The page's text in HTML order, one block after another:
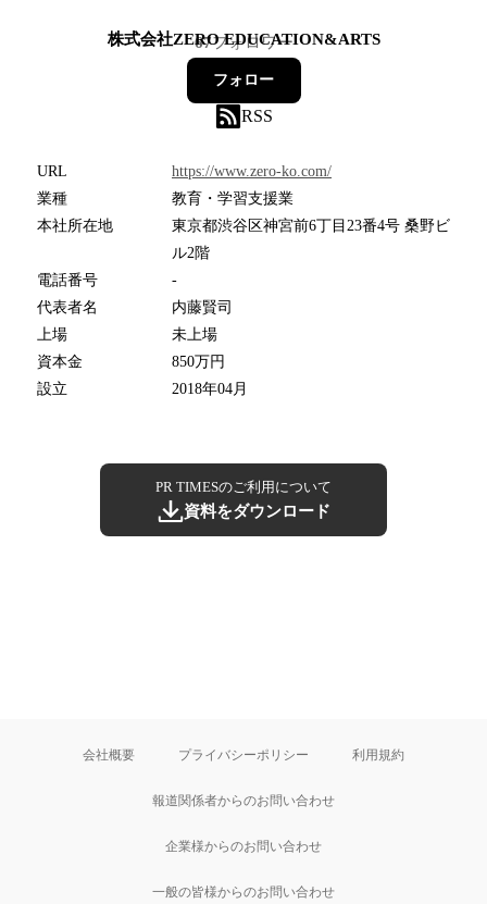
株式会社ZERO EDUCATION&ARTS
67フォロワー
フォロー
RSS
URL
https://www.zero-ko.com/
業種
教育・学習支援業
本社所在地
東京都渋谷区神宮前6丁目23番4号 桑野ビ
ル2階
電話番号
-
代表者名
内藤賢司
上場
未上場
資本金
850万円
設立
2018年04月
PR TIMESのご利用について
資料をダウンロード
会社概要 プライバシーポリシー 利用規約
報道関係者からのお問い合わせ
企業様からのお問い合わせ
一般の皆様からのお問い合わせ